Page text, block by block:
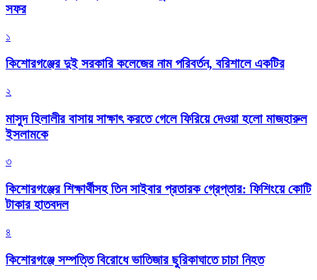
সফর
১
কিশোরগঞ্জের দুই সরকারি কলেজের নাম পরিবর্তন, বরিশালে একটির
২
মাসুদ হিলালীর বাসায় সাক্ষাৎ করতে গেলে ফিরিয়ে দেওয়া হলো মাজহারুল
ইসলামকে
৩
কিশোরগঞ্জের শিক্ষার্থীসহ তিন সাইবার প্রতারক গ্রেপ্তার: ফিশিংয়ে কোটি
টাকার হাতবদল
৪
কিশোরগঞ্জে সম্পত্তি বিরোধে ভাতিজার ছুরিকাঘাতে চাচা নিহত